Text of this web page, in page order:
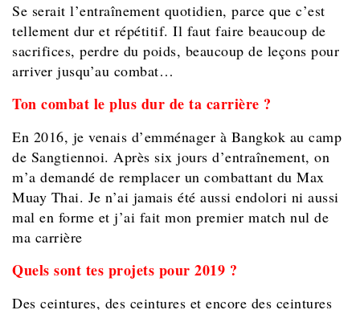
Se serait l’entraînement quotidien, parce que c’est
tellement dur et répétitif. Il faut faire beaucoup de
sacrifices, perdre du poids, beaucoup de leçons pour
arriver jusqu’au combat…
Ton combat le plus dur de ta carrière ?
En 2016, je venais d’emménager à Bangkok au camp
de Sangtiennoi. Après six jours d’entraînement, on
m’a demandé de remplacer un combattant du Max
Muay Thai. Je n’ai jamais été aussi endolori ni aussi
mal en forme et j’ai fait mon premier match nul de
ma carrière
Quels sont tes projets pour 2019 ?
Des ceintures, des ceintures et encore des ceintures